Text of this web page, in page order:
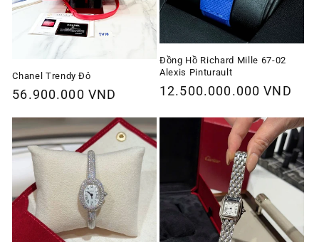
Chanel Trendy Đỏ
Giá
thường
56.900.000 VND
Đồng Hồ Richard Mille 67-02
Alexis Pinturault
Giá
thường
12.500.000.000 VND